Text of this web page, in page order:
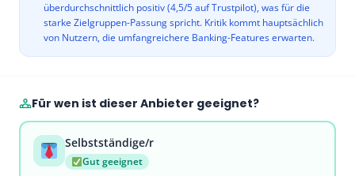
überdurchschnittlich positiv (4,5/5 auf Trustpilot), was für die
starke Zielgruppen-Passung spricht. Kritik kommt hauptsächlich
von Nutzern, die umfangreichere Banking-Features erwarten.
Für wen ist dieser Anbieter geeignet?
Selbstständige/r
Gut geeignet